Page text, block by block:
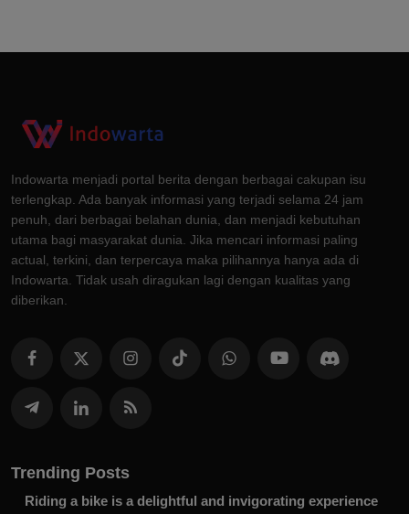
Indowarta menjadi portal berita dengan berbagai cakupan isu
terlengkap. Ada banyak informasi yang terjadi selama 24 jam
penuh, dari berbagai belahan dunia, dan menjadi kebutuhan
utama bagi masyarakat dunia. Jika mencari informasi paling
actual, terkini, dan terpercaya maka pilihannya hanya ada di
Indowarta. Tidak usah diragukan lagi dengan kualitas yang
diberikan.
Trending Posts
Riding a bike is a delightful and invigorating experience